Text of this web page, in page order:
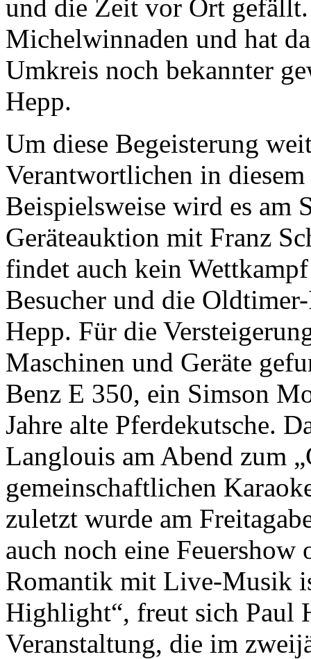
und die Zeit vor Ort
Michelwinnaden und hat
Umkreis noch bekannter
Hepp.
Um diese Begeisterung
Verantwortlichen in
Beispielsweise wird es am
Geräteauktion mit Franz
findet auch kein
Besucher und die
Hepp. Für die
Maschinen und Geräte
Benz E 350, ein Simson
Jahre alte Pferdekutsche.
Langlouis am Abend zum
gemeinschaftlichen
zuletzt wurde am
auch noch eine
Romantik mit Live-Musik
Highlight“, freut sich Paul
Veranstaltung, die im